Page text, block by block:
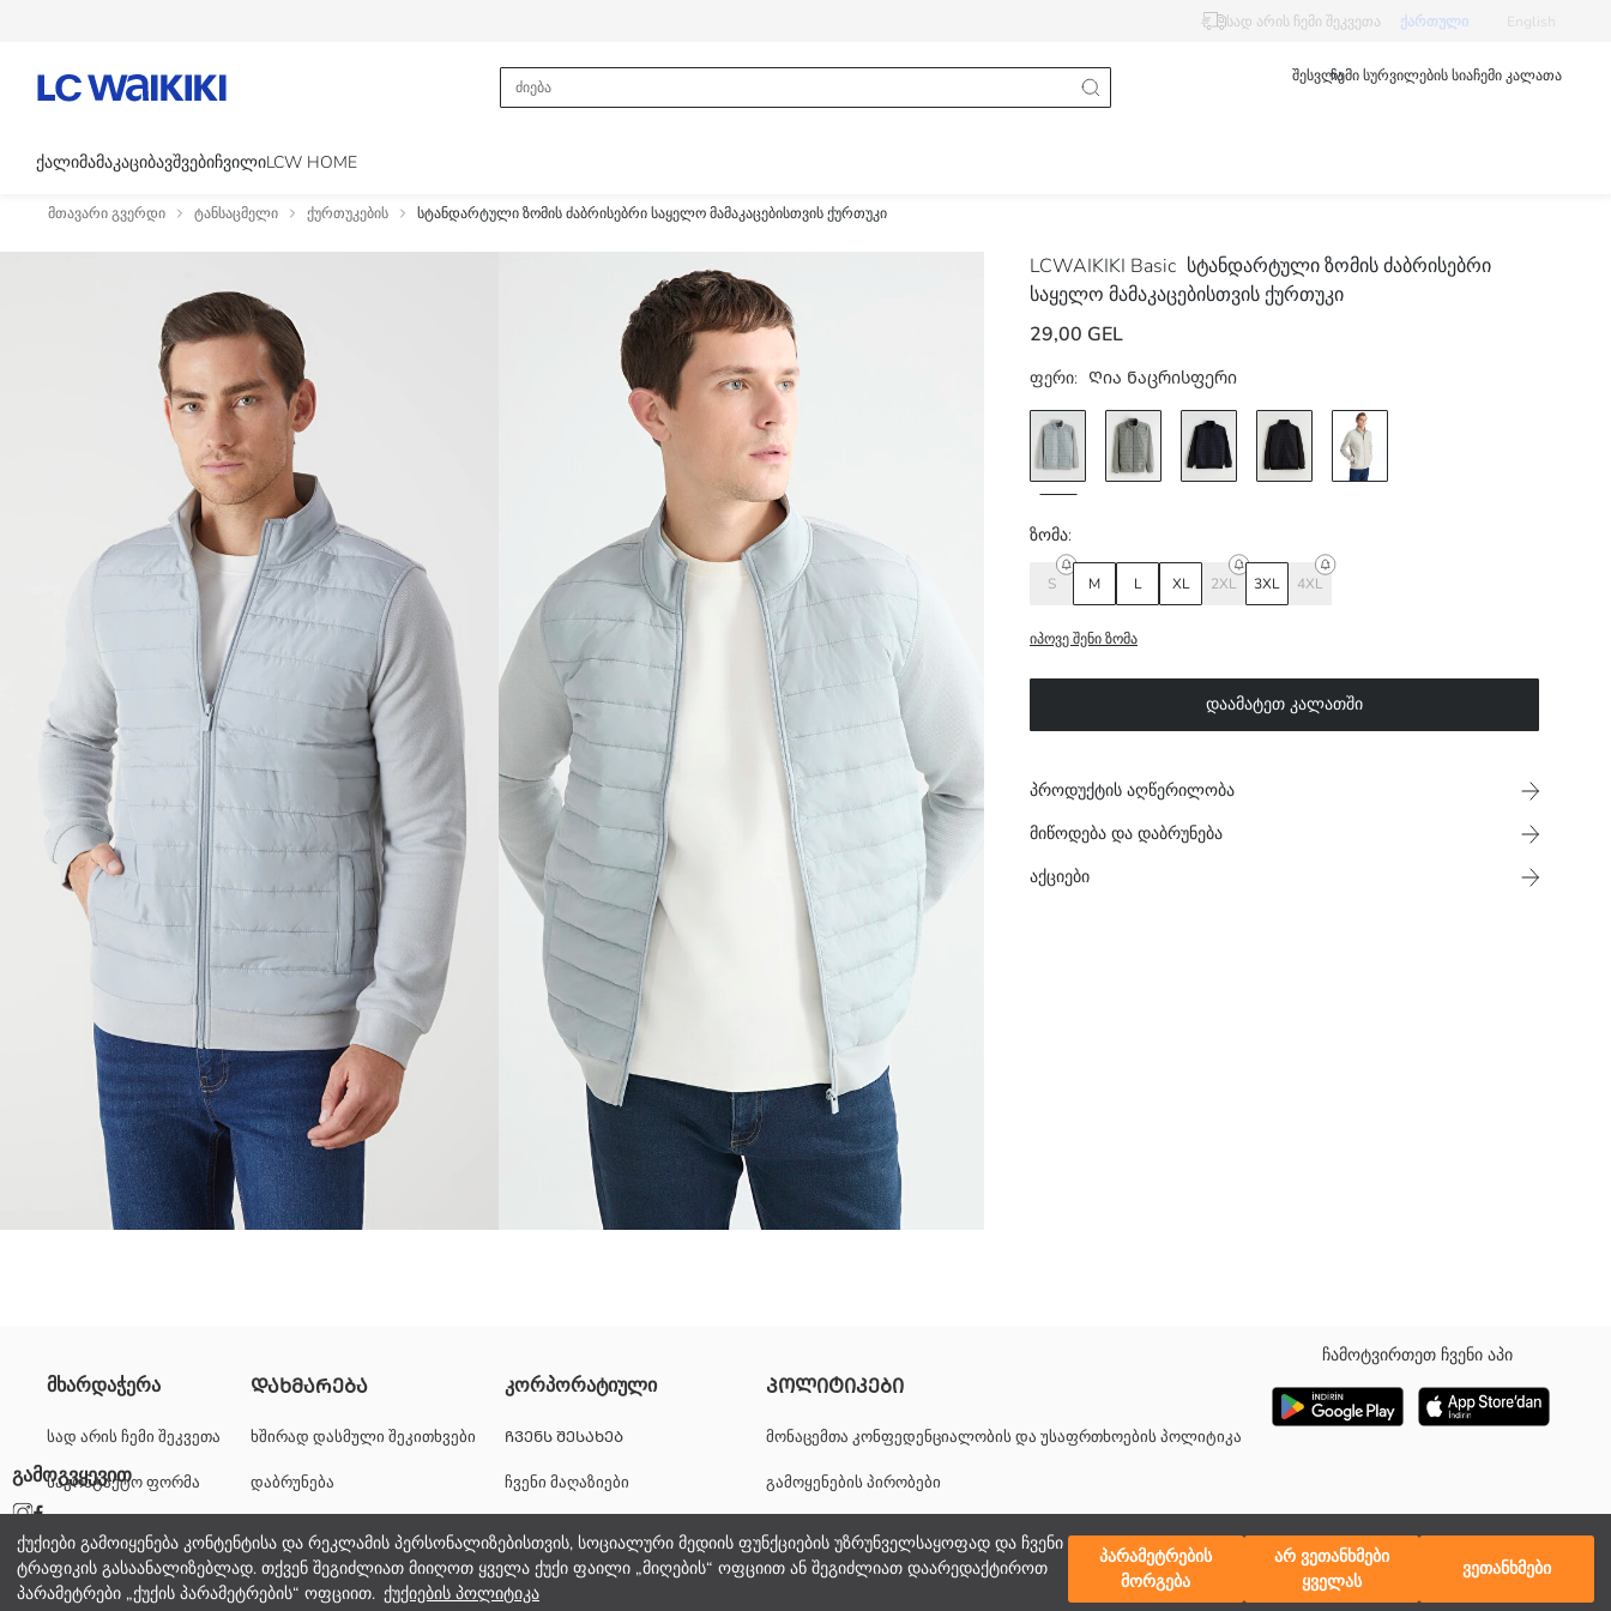
ქუქიები გამოიყენება კონტენტისა და რეკლამის პერსონალიზებისთვის, სოციალური მედიის ფუნქციების უზრუნველსაყოფად და ჩვენი
ტრაფიკის გასაანალიზებლად. თქვენ შეგიძლიათ მიიღოთ ყველა ქუქი ფაილი „მიღების“ ოფციით ან შეგიძლიათ დაარედაქტიროთ
პარამეტრები „ქუქის პარამეტრების“ ოფციით. ქუქიების პოლიტიკა
პარამეტრების
მორგება
არ ვეთანხმები
ყველას
ვეთანხმები
სად არის ჩემი შეკვეთა ქართული English
შესვლაჩემი სურვილების სიაჩემი კალათა
ᲥᲐᲚᲘᲛᲐᲛᲐᲙᲐᲪᲘᲑᲐᲕᲨᲕᲔᲑᲘᲩᲕᲘᲚᲘLCW HOME
მთავარი გვერდი ტანსაცმელი ქურთუკების სტანდარტული ზომის ძაბრისებრი საყელო მამაკაცებისთვის ქურთუკი
LCWAIKIKI Basic სტანდარტული ზომის ძაბრისებრი
საყელო მამაკაცებისთვის ქურთუკი
29,00 GEL
ფერი: Ღია Ნაცრისფერი
ზომა:
S M L XL 2XL 3XL 4XL
იპოვე შენი ზომა
დაამატეთ კალათში
პროდუქტის აღწერილობა
მიწოდება და დაბრუნება
აქციები
გამოკვეთს ელეგანტურობას მისი მაღალ საყელოიანი დიზაინით. უზრუნველყოფს ეფექტურ დაცვას ცივი ამინდის პირობებში თავისი თბილი და კომფორტული სტრუქტურით. არის შესანიშნავი გარე
ტანსაცმლის ვარიანტი როგორც ყოველდღიური ტარებისთვის, ასევე განსაკუთრებული შემთხვევებისთვის.
2.Ქსოვილი:
3.Ქსოვილი:
Სარჩული:
Შევსება:
Ძირითადი Ქსოვილი:
მხარდაჭერა
სად არის ჩემი შეკვეთა
საკონტაქტო ფორმა
ᲓᲐᲮᲛᲐᲠᲔᲑᲐ
ხშირად დასმული შეკითხვები
დაბრუნება
კორპორატიული
ᲩᲕᲔᲜᲡ ᲨᲔᲡᲐᲮᲔᲑ
ჩვენი მაღაზიები
კორპორატიული მხარდაჭერა
ᲞᲝᲚᲘᲢᲘᲙᲔᲑᲘ
მონაცემთა კონფედენციალობის და უსაფრთხოების პოლიტიკა
გამოყენების პირობები
ჩამოტვირთეთ ჩვენი აპი
გამოგვყევით